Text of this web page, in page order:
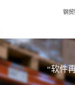
钢
“软件